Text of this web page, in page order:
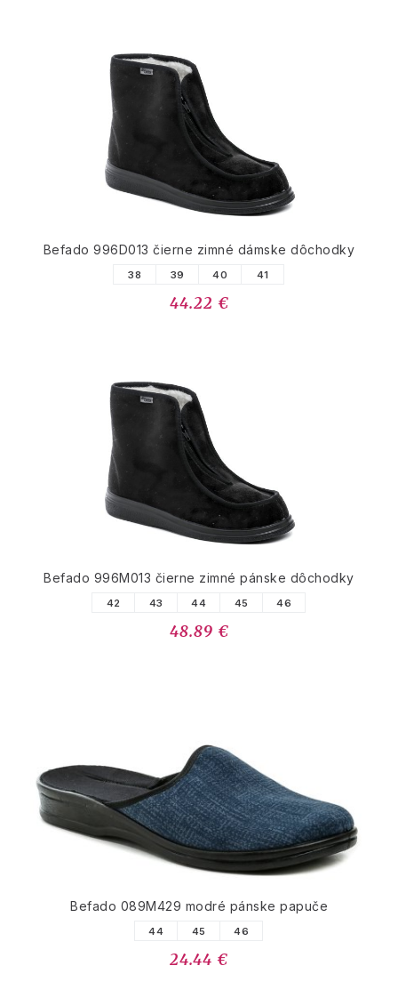
Befado 996D013 čierne zimné dámske dôchodky
38 39 40 41
44.22 €
Befado 996M013 čierne zimné pánske dôchodky
42 43 44 45 46
48.89 €
Befado 089M429 modré pánske papuče
44 45 46
24.44 €